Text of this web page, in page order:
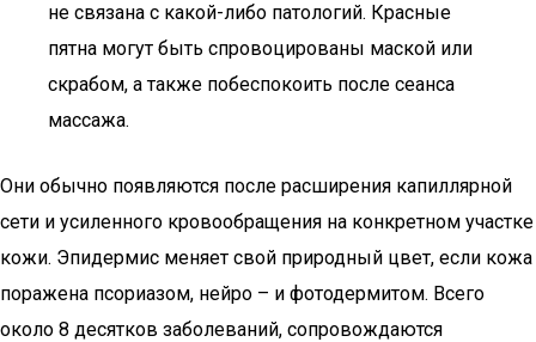
не связана с какой-либо патологий. Красные
пятна могут быть спровоцированы маской или
скрабом, а также побеспокоить после сеанса
массажа.
Они обычно появляются после расширения капиллярной
сети и усиленного кровообращения на конкретном участке
кожи. Эпидермис меняет свой природный цвет, если кожа
поражена псориазом, нейро – и фотодермитом. Всего
около 8 десятков заболеваний, сопровождаются